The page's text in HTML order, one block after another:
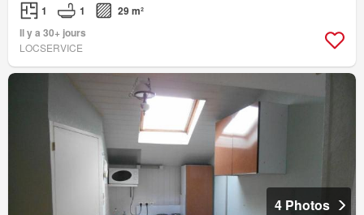
1 1
29 m²
Il y a 30+ jours
LOCSERVICE
4 Photos